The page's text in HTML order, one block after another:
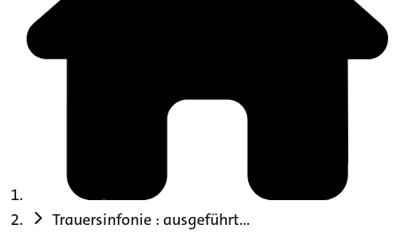
Trauersinfonie : ausgeführt...